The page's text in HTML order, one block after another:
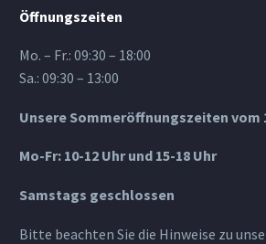
Öffnungszeiten
Mo. – Fr.: 09:30 – 18:00
Sa.: 09:30 – 13:00
Unsere Sommeröffnungszeiten vom
Mo-Fr: 10-12 Uhr und 15-18 Uhr
Samstags geschlossen
Bitte beachten Sie die Hinweise zu